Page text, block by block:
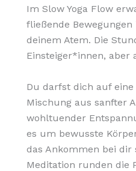
Im Slow Yoga Flow
fließende
deinem Atem. Die
Einsteiger*innen, aber
Du darfst dich auf eine
Mischung aus sanfter
wohltuender
es um bewusste
das Ankommen bei dir
Meditation runden die